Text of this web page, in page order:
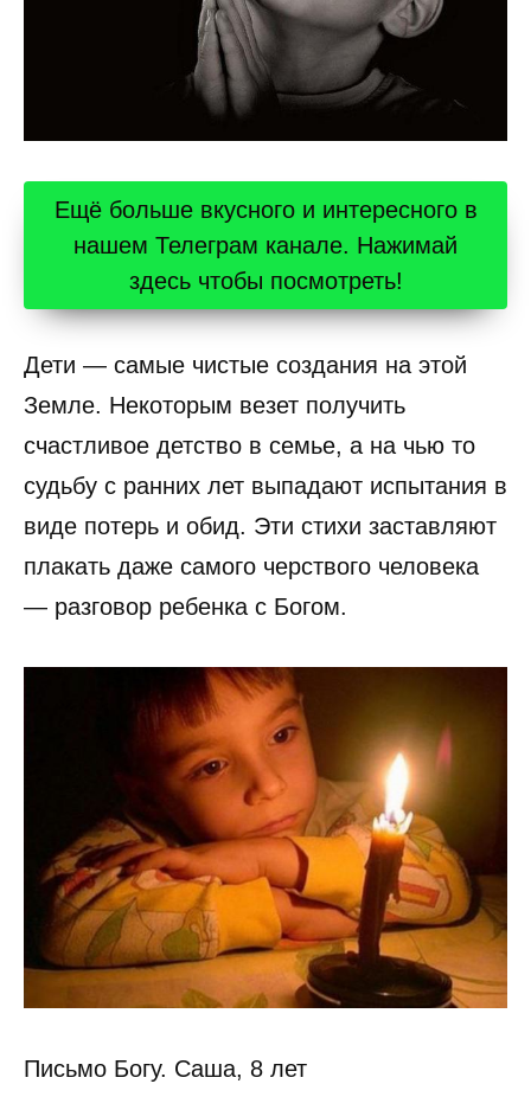
Ещё больше вкусного и интересного в
нашем Телеграм канале. Нажимай
здесь чтобы посмотреть!
Дети — самые чистые создания на этой
Земле. Некоторым везет получить
счастливое детство в семье, а на чью то
судьбу с ранних лет выпадают испытания в
виде потерь и обид. Эти стихи заставляют
плакать даже самого черствого человека
— разговор ребенка с Богом.
Письмо Богу. Саша, 8 лет